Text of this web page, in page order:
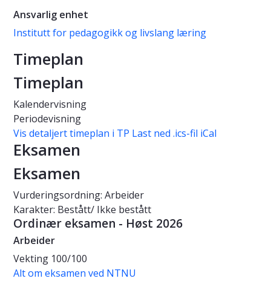
Ansvarlig enhet
Institutt for pedagogikk og livslang læring
Timeplan
Timeplan
Kalendervisning
Periodevisning
Vis detaljert timeplan i TP Last ned .ics-fil iCal
Eksamen
Eksamen
Vurderingsordning: Arbeider
Karakter: Bestått/ Ikke bestått
Ordinær eksamen - Høst 2026
Arbeider
Vekting 100/100
Alt om eksamen ved NTNU